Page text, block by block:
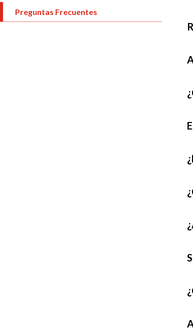
Preguntas Frecuentes